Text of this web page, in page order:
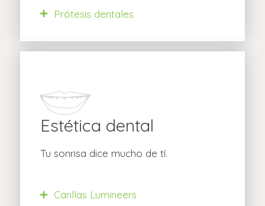
Prótesis dentales
Estética dental
Tu sonrisa dice mucho de tí.
Carillas Lumineers